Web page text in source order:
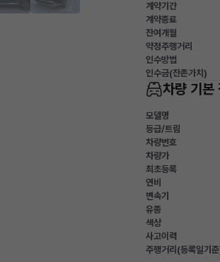
계약기간
계약종료
잔여개월
약정주행거리
인수방법
인수금(잔존가치)
차량 기본
모델명
등급/트림
차량번호
차량가
최초등록
연비
변속기
유종
색상
사고이력
주행거리(등록일기